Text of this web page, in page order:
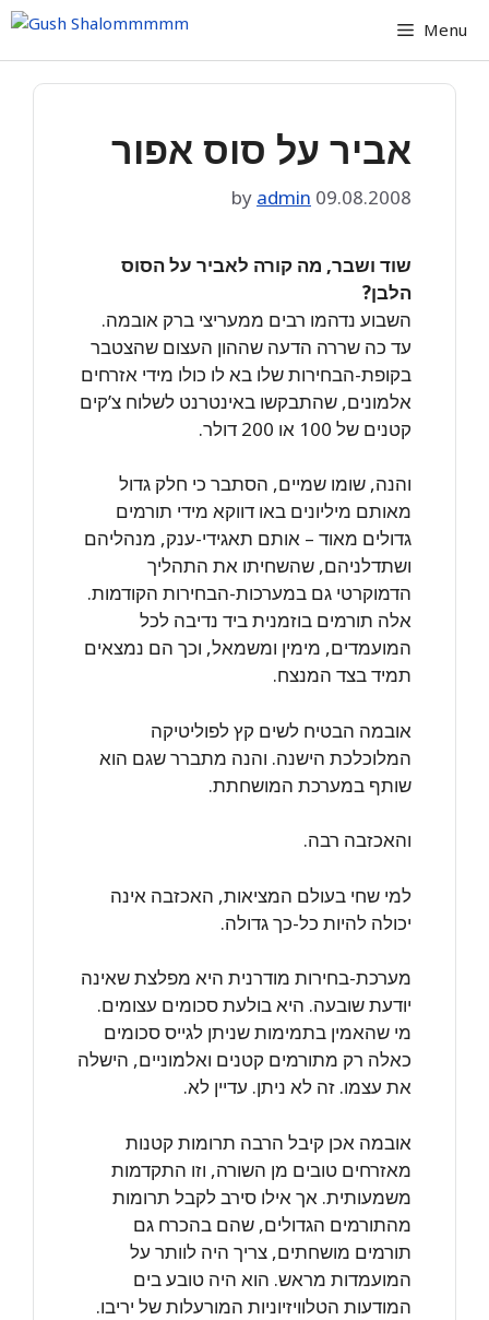
Skip
content
Menu
אביר על סוס אפור
09.08.2008
by admin
שוד ושבר, מה קורה לאביר על הסוס
הלבן?
השבוע נדהמו רבים ממעריצי ברק אובמה.
עד כה שררה הדעה שההון העצום שהצטבר
בקופת-הבחירות שלו בא לו כולו מידי אזרחים
אלמונים, שהתבקשו באינטרנט לשלוח צ’קים
קטנים של 100 או 200 דולר.
והנה, שומו שמיים, הסתבר כי חלק גדול
מאותם מיליונים באו דווקא מידי תורמים
גדולים מאוד – אותם תאגידי-ענק, מנהליהם
ושתדלניהם, שהשחיתו את התהליך
הדמוקרטי גם במערכות-הבחירות הקודמות.
אלה תורמים בוזמנית ביד נדיבה לכל
המועמדים, מימין ומשמאל, וכך הם נמצאים
תמיד בצד המנצח.
אובמה הבטיח לשים קץ לפוליטיקה
המלוכלכת הישנה. והנה מתברר שגם הוא
שותף במערכת המושחתת.
והאכזבה רבה.
למי שחי בעולם המציאות, האכזבה אינה
יכולה להיות כל-כך גדולה.
מערכת-בחירות מודרנית היא מפלצת שאינה
יודעת שובעה. היא בולעת סכומים עצומים.
מי שהאמין בתמימות שניתן לגייס סכומים
כאלה רק מתורמים קטנים ואלמוניים, הישלה
את עצמו. זה לא ניתן. עדיין לא.
אובמה אכן קיבל הרבה תרומות קטנות
מאזרחים טובים מן השורה, וזו התקדמות
משמעותית. אך אילו סירב לקבל תרומות
מהתורמים הגדולים, שהם בהכרח גם
תורמים מושחתים, צריך היה לוותר על
המועמדות מראש. הוא היה טובע בים
המודעות הטלוויזיוניות המורעלות של יריבו.